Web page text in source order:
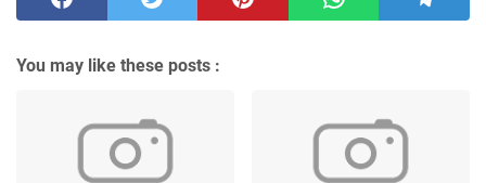
You may like these posts :